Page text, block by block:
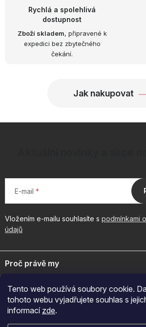
Tento web používá soubory cookie.
tohoto webu vyjadřujete souhlas s
informací zde.
Rychlá a spolehlivá
dostupnost
Zboží skladem, připravené k
expedici bez zbytečného
čekání.
Jak nakupovat
E-mail
Vložením e-mailu souhlasíte s podmínkami
údajů
á
pProč právě my
byznys. Spojte se s námi pro exkluzivní
+420 605 209 284
Po-Pá: 7:00-12:30 a 13:00-15:30
Důležité odkazy
Naš značky
O nákupu